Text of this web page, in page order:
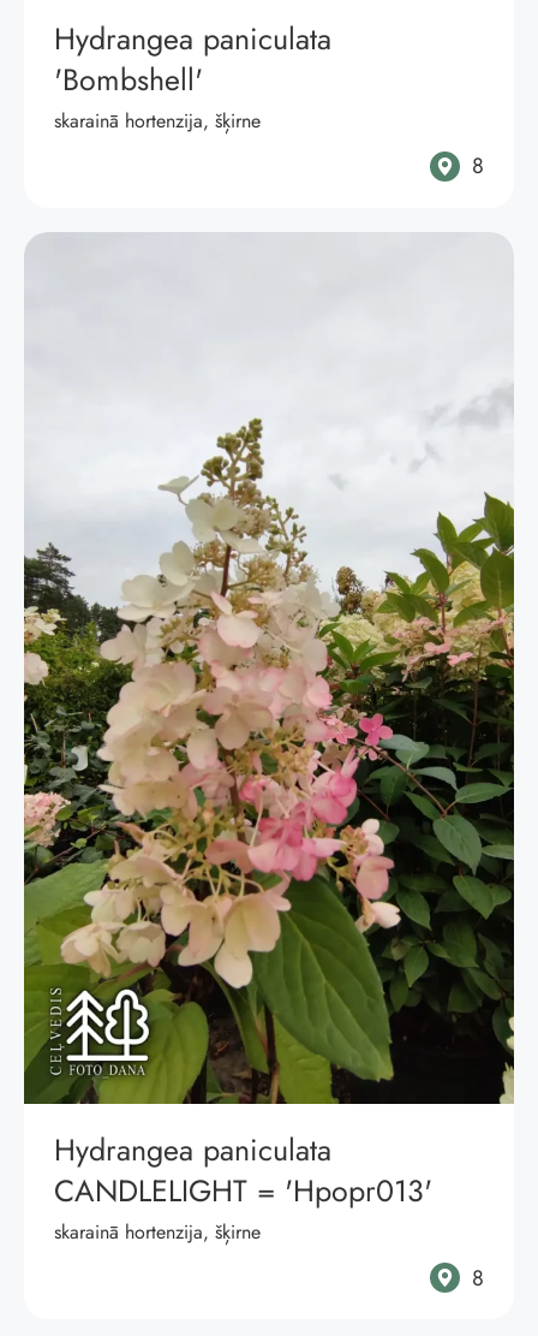
Hydrangea paniculata
'Bombshell'
skarainā hortenzija, šķirne
8
Hydrangea paniculata
CANDLELIGHT = 'Hpopr013'
skarainā hortenzija, šķirne
8